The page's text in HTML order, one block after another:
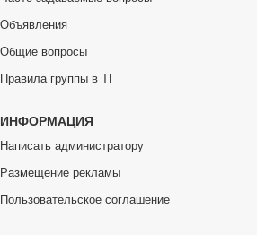
Объявления
Общие вопросы
Правила группы в ТГ
ИНФОРМАЦИЯ
Написать администратору
Размещение рекламы
Пользовательское соглашение